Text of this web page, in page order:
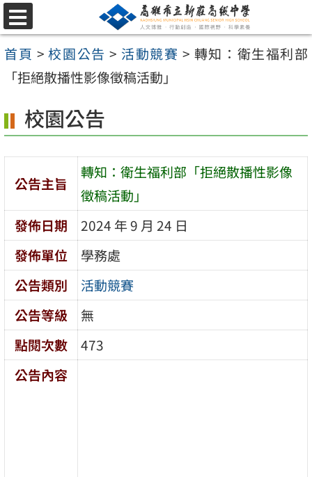
跳
至
主
容
區
選
單
首頁 >校園公告 > 活動競賽 > 轉知：衛生福利部
「拒絕散播性影像徵稿活動」
校園公告
公告主旨
轉知：衛生福利部「拒絕散播性影像
徵稿活動」
發佈日期
2024 年 9 月 24 日
發佈單位
學務處
公告類別
活動競賽
公告等級
無
點閱次數
473
公告內容